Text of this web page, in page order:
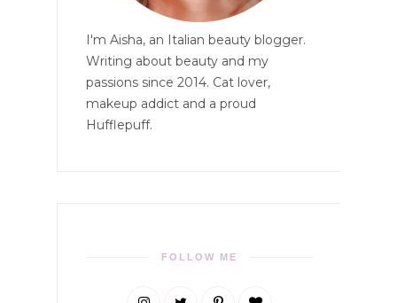
I'm Aisha, an Italian beauty blogger.
Writing about beauty and my
passions since 2014. Cat lover,
makeup addict and a proud
Hufflepuff.
FOLLOW ME